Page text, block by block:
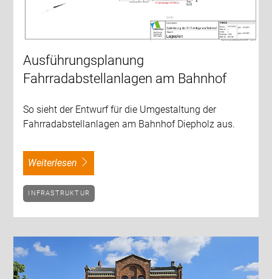
Ausführungsplanung
Fahrradabstellanlagen am Bahnhof
So sieht der Entwurf für die Umgestaltung der
Fahrradabstellanlagen am Bahnhof Diepholz aus.
weiterlesen
INFRASTRUKTUR